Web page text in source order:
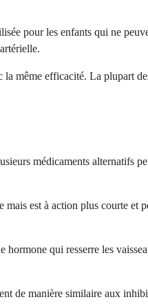
pour les enfants qui ne
même efficacité. La plupart
médicaments alternatifs
est à action plus courte et
qui resserre les
de manière similaire aux